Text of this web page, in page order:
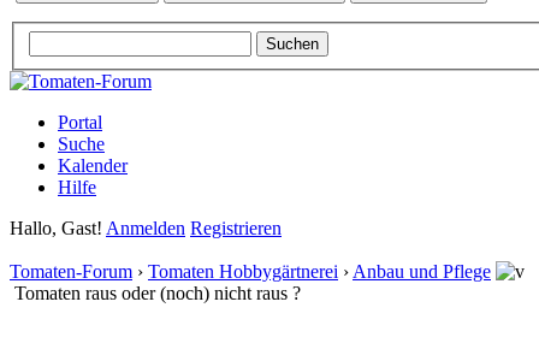
Portal
Suche
Kalender
Hilfe
Hallo, Gast! Anmelden Registrieren
Tomaten-Forum › Tomaten Hobbygärtnerei › Anbau und Pflege
Tomaten raus oder (noch) nicht raus ?